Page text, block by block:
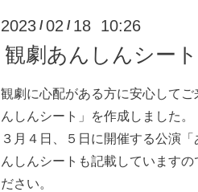
2023 / 02 / 18 10:26
観劇あんしんシー
観劇に心配がある方に安心して
んしんシート」を作成しました。
３月４日、５日に開催する公演
んしんシートも記載していますの
ださい。